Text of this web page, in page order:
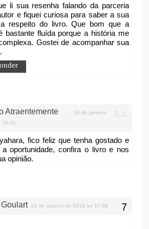
li sua resenha falando da parceria
e fiquei curiosa para saber a sua
respeito do livro. Que bom que a
bastante fluída porque a história me
Gostei de acompanhar sua
Atraentemente
20 de janeiro
15:41
fico feliz que tenha gostado e
oportunidade, confira o livro e nos
opinião.
19 de janeiro de 2018 às 17:58